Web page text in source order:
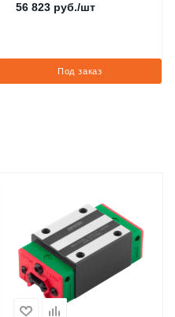
56 823 руб./шт
Под заказ